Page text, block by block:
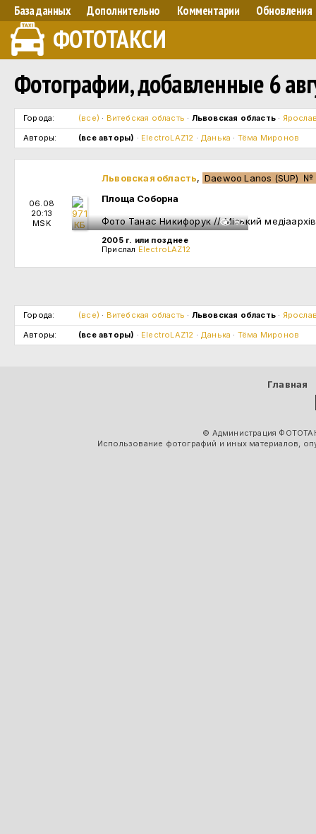
База данных Дополнительно Комментарии Обновления
ФОТОТАКСИ
Фотографии, добавленные 6
Города: (все) · Витебская область · Львовская область ·
Авторы:
(все авторы) · ElectroLAZ12 · Данька · Тёма Миронов
06.08
20:13
MSK
62
Львовская область, Daewoo Lanos (SUP) №
Площа Соборна
Фото Танас Никифорук // Міський медіаархів
2005 г. или позднее
Прислал ElectroLAZ12
Города: (все) · Витебская область · Львовская область ·
Авторы:
(все авторы) · ElectroLAZ12 · Данька · Тёма Миронов
Главная
© Администрация
Использование фотографий и иных материалов,